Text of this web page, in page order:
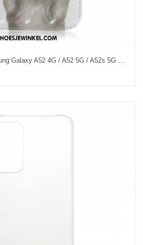
Folio-hoesje voor Samsung Galaxy A52 4G / A52 5G / A52s 5G Met Ketting Hou Van Mijn Hondenriem